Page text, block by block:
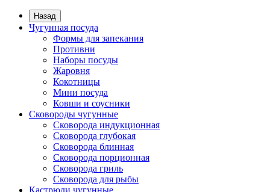
Назад
Чугунная посуда
Формы для запекания
Противни
Наборы посуды
Жаровня
Кокотницы
Мини посуда
Ковши и соусники
Сковороды чугунные
Сковорода индукционная
Сковорода глубокая
Сковорода блинная
Сковорода порционная
Сковорода гриль
Сковорода для рыбы
Кастрюли чугунные